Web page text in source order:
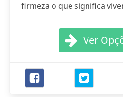
firmeza o que significa
Ver